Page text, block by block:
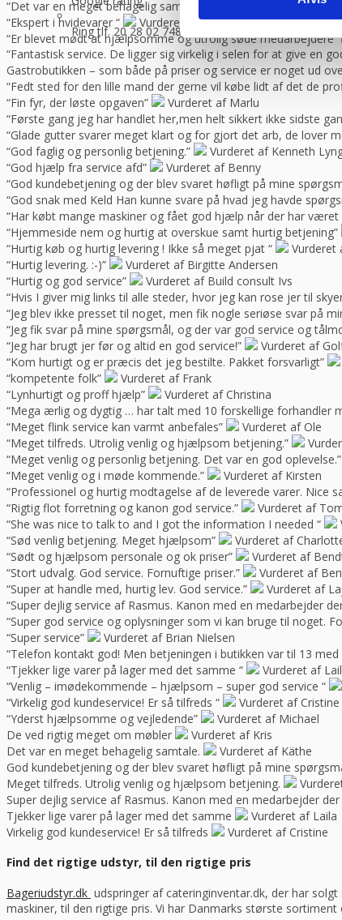
Ring tlf. 20 28 02 748-16.30 (fre 8-13.30)
“Det var en meget behagelig samtale.”
Vurderet af Käthe
“Ekspert i hvidevarer “
Vurderet af Kris
“Er blevet mødt at hjælpsomme og utrolig søde medarbejdere”
“Fantastisk service. De ligger sig virkelig i selen for at give en
Gastrobutikken – som både på priser og service er noget ud
“Fedt sted for den lille mand der gerne vil købe lidt af det de
“Fin fyr, der løste opgaven”
Vurderet af Marlu
“Første gang jeg har handlet her,men helt sikkert ikke sidste
“Glade gutter svarer meget klart og for gjort det arb, de lover
“God faglig og personlig betjening.”
Vurderet af Kenneth
“God hjælp fra service afd”
Vurderet af Benny
“God kundebetjening og der blev svaret høfligt på mine
“God snak med Keld Han kunne svare på hvad jeg havde
“Har købt mange maskiner og fået god hjælp når der har været
“Hjemmeside nem og hurtig at overskue samt hurtig betjening”
“Hurtig køb og hurtig levering ! Ikke så meget pjat “
Vurderet
“Hurtig levering. :-)”
Vurderet af Birgitte Andersen
“Hurtig og god service”
Vurderet af Build consult Ivs
“Hvis I giver mig links til alle steder, hvor jeg kan rose jer til
“Jeg blev ikke presset til noget, men fik nogle seriøse svar på
“Jeg fik svar på mine spørgsmål, og der var god service og
“Jeg har brugt jer før og altid en god service!”
Vurderet af
“Kom hurtigt og er præcis det jeg bestilte. Pakket forsvarligt”
“kompetente folk”
Vurderet af Frank
“Lynhurtigt og proff hjælp”
Vurderet af Christina
“Mega ærlig og dygtig … har talt med 10 forskellige forhandler
“Meget flink service kan varmt anbefales”
Vurderet af Ole
“Meget tilfreds. Utrolig venlig og hjælpsom betjening.”
“Meget venlig og personlig betjening. Det var en god oplevelse.”
“Meget venlig og i møde kommende.”
Vurderet af Kirsten
“Professionel og hurtig modtagelse af de leverede varer. Nice
“Rigtig flot forretning og kanon god service.”
Vurderet af
“She was nice to talk to and I got the information I needed “
“Sød venlig betjening. Meget hjælpsom”
Vurderet af
“Sødt og hjælpsom personale og ok priser”
Vurderet af
“Stort udvalg. God service. Fornuftige priser.”
Vurderet af
“Super at handle med, hurtig lev. God service.”
Vurderet af
“Super dejlig service af Rasmus. Kanon med en medarbejder
“Super god service og oplysninger som vi kan bruge til noget.
“Super service”
Vurderet af Brian Nielsen
“Telefon kontakt god! Men betjeningen i butikken var til 13
“Tjekker lige varer på lager med det samme “
Vurderet af
“Venlig – imødekommende – hjælpsom – super god service “
“Virkelig god kundeservice! Er så tilfreds “
Vurderet af Cristine
“Yderst hjælpsomme og vejledende”
Vurderet af Michael
De ved rigtig meget om møbler
Vurderet af Kris
Det var en meget behagelig samtale.
Vurderet af Käthe
God kundebetjening og der blev svaret høfligt på mine
Meget tilfreds. Utrolig venlig og hjælpsom betjening.
Super dejlig service af Rasmus. Kanon med en medarbejder
Tjekker lige varer på lager med det samme
Vurderet af Laila
Virkelig god kundeservice! Er så tilfreds
Vurderet af Cristine
Find det rigtige udstyr, til den rigtige pris
Bageriudstyr.dk udspringer af cateringinventar.dk, der har
maskiner, til den rigtige pris. Vi har Danmarks største